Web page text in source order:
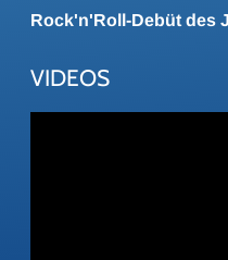
Rock'n'Roll-Debüt des
VIDEOS